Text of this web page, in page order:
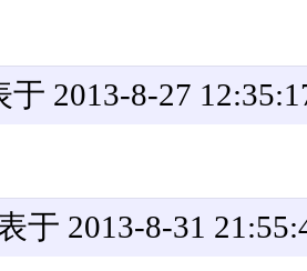
2013-8-27
于 2013-8-31